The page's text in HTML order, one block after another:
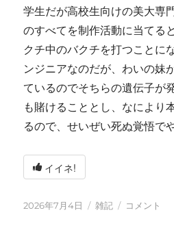
学生だが高校生向けの美大専
のすべてを制作活動に当てる
クチ中のバクチを打つことに
ンジニアなのだが、わいの妹
ているのでそちらの遺伝子が
も賭けることとし、なにより
るので、せいぜい死ぬ覚悟で
イイネ!
投
2026年7月4日
カ
雑記
い
コメント